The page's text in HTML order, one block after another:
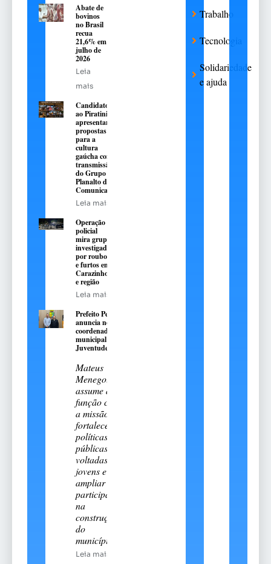
Abate de
bovinos
no Brasil
recua
21,6% em
julho de
2026
Leia
mais
Candidatos
ao Piratini
apresentarão
propostas
para a
cultura
gaúcha com
transmissão
do Grupo
Planalto de
Comunicação
Leia mais
Operação
policial
mira grupo
investigado
por roubos
e furtos em
Carazinho
e região
Leia mais
Prefeito Pedro
anuncia novo
coordenador
municipal da
Juventude
Mateus
Menegotto
assume a
função com
a missão de
fortalecer
políticas
públicas
voltadas aos
jovens e
ampliar sua
participação
na
construção
do
município
Leia mais
Trabalho
Tecnologia
Solidariedade
e ajuda